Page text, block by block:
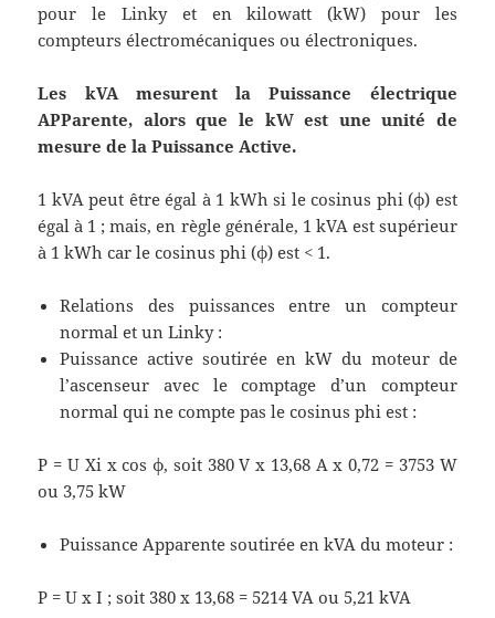
pour le Linky et en kilowatt (kW) pour les
compteurs électromécaniques ou électroniques.
Les kVA mesurent la Puissance électrique
APParente, alors que le kW est une unité de
mesure de la Puissance Active.
1 kVA peut être égal à 1 kWh si le cosinus phi (φ) est
égal à 1 ; mais, en règle générale, 1 kVA est supérieur
à 1 kWh car le cosinus phi (φ) est < 1.
Relations des puissances entre un compteur
normal et un Linky :
Puissance active soutirée en kW du moteur de
l’ascenseur avec le comptage d’un compteur
normal qui ne compte pas le cosinus phi est :
P = U Xi x cos φ, soit 380 V x 13,68 A x 0,72 = 3753 W
ou 3,75 kW
Puissance Apparente soutirée en kVA du moteur :
P = U x I ; soit 380 x 13,68 = 5214 VA ou 5,21 kVA